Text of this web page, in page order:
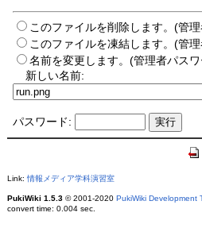
このファイルを削除します。(管
このファイルを凍結します。(管
名前を変更します。(管理者パス
新しい名前:
パスワード:
Link: 情報メディア学科演習室
PukiWiki 1.5.3© 2001-2020 PukiWiki Development
convert time: 0.004 sec.